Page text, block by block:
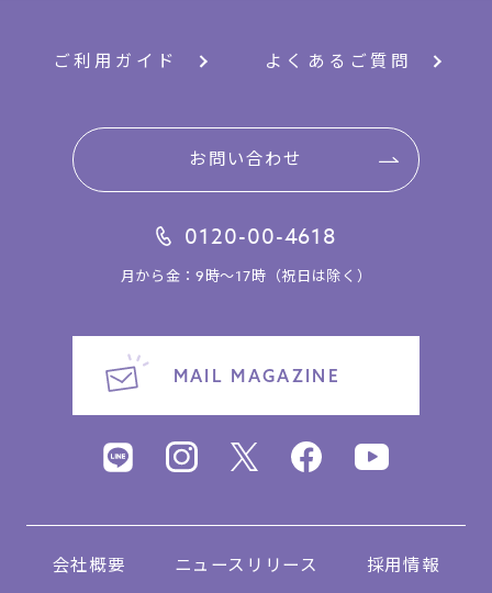
ご利用ガイド よくあるご質問
お問い合わせ
0120-00-4618
月から金：9時～17時（祝日は除く）
MAIL MAGAZINE
会社概要 ニュースリリース 採用情報